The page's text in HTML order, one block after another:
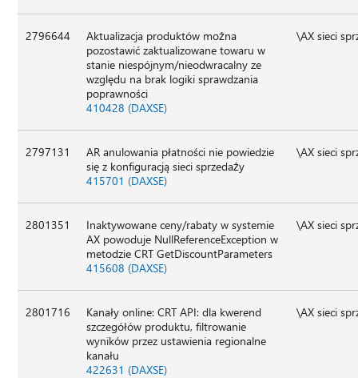
2796644
Aktualizacja produktów można
pozostawić zaktualizowane towaru w
stanie niespójnym/nieodwracalny ze
względu na brak logiki sprawdzania
poprawności
410428 (DAXSE)
\AX sieci
2797131
AR anulowania płatności nie powiedzie
się z konfiguracją sieci sprzedaży
415701 (DAXSE)
\AX sieci
2801351
Inaktywowane ceny/rabaty w systemie
AX powoduje NullReferenceException w
metodzie CRT GetDiscountParameters
415608 (DAXSE)
\AX sieci
2801716
Kanały online: CRT API: dla kwerend
szczegółów produktu, filtrowanie
wyników przez ustawienia regionalne
kanału
422631 (DAXSE)
\AX sieci